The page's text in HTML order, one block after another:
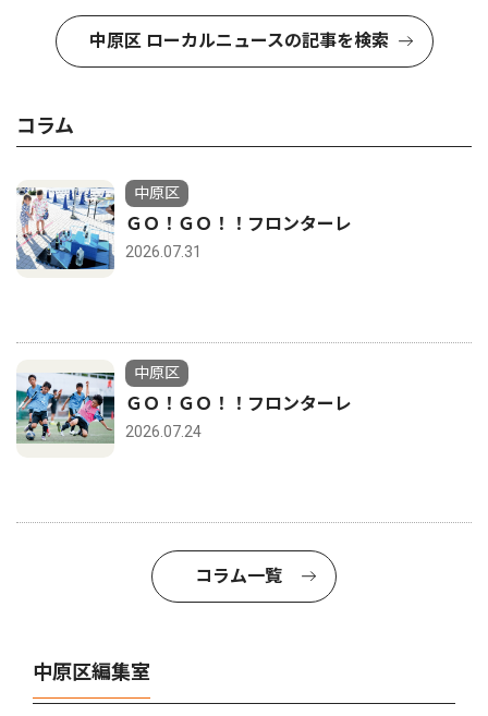
中原区 ローカルニュースの記事を検索
コラム
中原区
ＧＯ！ＧＯ！！フロンターレ
2026.07.31
中原区
ＧＯ！ＧＯ！！フロンターレ
2026.07.24
コラム一覧
中原区編集室